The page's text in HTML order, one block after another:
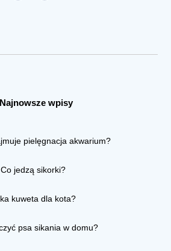
Najnowsze wpisy
pielęgnacja akwarium?
Co jedzą sikorki?
kuweta dla kota?
psa sikania w domu?